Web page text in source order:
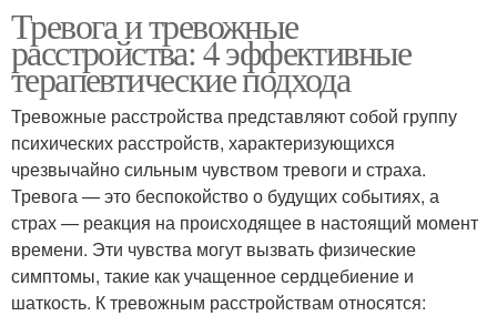
Тревога и тревожные
расстройства: 4 эффективные
терапевтические подхода
Тревожные расстройства представляют собой группу
психических расстройств, характеризующихся
чрезвычайно сильным чувством тревоги и страха.
Тревога — это беспокойство о будущих событиях, а
страх — реакция на происходящее в настоящий момент
времени. Эти чувства могут вызвать физические
симптомы, такие как учащенное сердцебиение и
шаткость. К тревожным расстройствам относятся: